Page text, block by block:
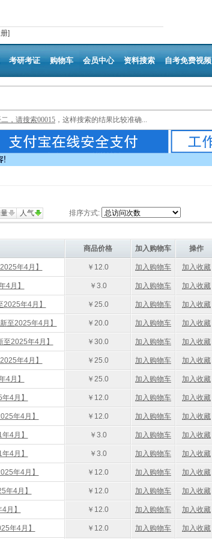
]
考研考证 购物车 会员中心 资料搜索 自考免费视频
，请搜索00015 ，这样搜索的结果比较准确...
人气 排序方式:
商品价格 加入购物车 操作
年4月】 ￥12.0 加入购物车 加入收藏
4月】 ￥3.0 加入购物车 加入收藏
年4月】 ￥25.0 加入购物车 加入收藏
至2025年4月】 ￥20.0 加入购物车 加入收藏
2025年4月】 ￥30.0 加入购物车 加入收藏
年4月】 ￥25.0 加入购物车 加入收藏
4月】 ￥25.0 加入购物车 加入收藏
4月】 ￥12.0 加入购物车 加入收藏
年4月】 ￥12.0 加入购物车 加入收藏
4月】 ￥3.0 加入购物车 加入收藏
4月】 ￥3.0 加入购物车 加入收藏
年4月】 ￥12.0 加入购物车 加入收藏
年4月】 ￥12.0 加入购物车 加入收藏
月】 ￥12.0 加入购物车 加入收藏
年4月】 ￥12.0 加入购物车 加入收藏